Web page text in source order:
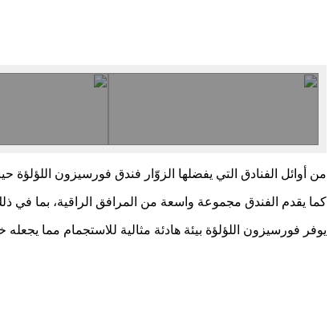
من أوائل الفنادق التي يفضلها الزوّار فندق فورسيزون اللؤلؤة
كما يقدم الفندق مجموعة واسعة من المرافق الراقية، بما في
يوفر فورسيزون اللؤلؤة بيئة هادئة مثالية للاستجمام مما